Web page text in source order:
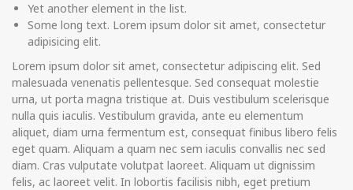
Yet another element in the list.
Some long text. Lorem ipsum dolor sit amet, consectetur
adipisicing elit.
Lorem ipsum dolor sit amet, consectetur adipiscing elit. Sed
malesuada venenatis pellentesque. Sed consequat molestie
urna, ut porta magna tristique at. Duis vestibulum scelerisque
nulla quis iaculis. Vestibulum gravida, ante eu elementum
aliquet, diam urna fermentum est, consequat finibus libero felis
eget quam. Aliquam a quam nec sem iaculis convallis nec sed
diam. Cras vulputate volutpat laoreet. Aliquam ut dignissim
felis, ac laoreet velit. In lobortis facilisis nibh, eget pretium